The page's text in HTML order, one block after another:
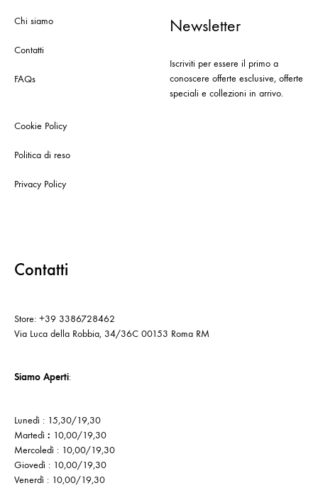
Chi siamo
Contatti
FAQs
Cookie Policy
Politica di reso
Privacy Policy
Newsletter
Iscriviti per essere il primo a
conoscere offerte esclusive, offerte
speciali e collezioni in arrivo.
Contatti
Store: +39 3386728462
Via Luca della Robbia, 34/36C 00153 Roma RM
Siamo Aperti:
Lunedì : 15,30/19,30
Martedì : 10,00/19,30
Mercoledì : 10,00/19,30
Giovedì : 10,00/19,30
Venerdì : 10,00/19,30